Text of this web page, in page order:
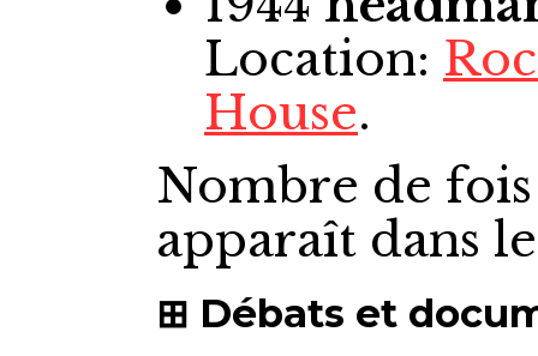
Location:
House.
Nombre de
apparaît dans
Débats et